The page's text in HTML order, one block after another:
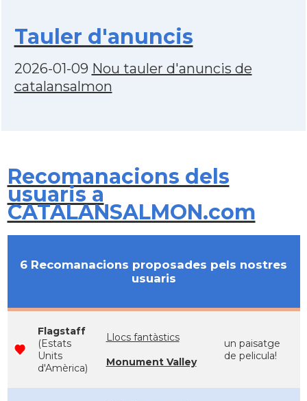
Tauler d'anuncis
2026-01-09 Nou tauler d'anuncis de
catalansalmon
Recomanacions dels
usuaris a
CATALANSALMON.com
6 Recomanacions proposades pels nostres
usuaris
Flagstaff
(Estats
Units
d'Amèrica)
Llocs fantàstics
Monument Valley
un paisatge
de pelicula!